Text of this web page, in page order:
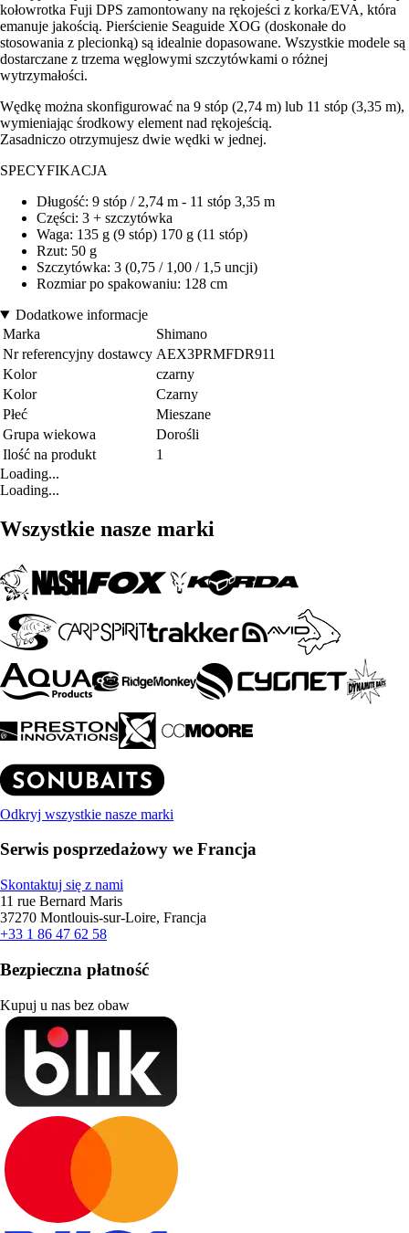
kołowrotka Fuji DPS zamontowany na rękojeści z korka/EVA, która
emanuje jakością. Pierścienie Seaguide XOG (doskonałe do
stosowania z plecionką) są idealnie dopasowane. Wszystkie modele są
dostarczane z trzema węglowymi szczytówkami o różnej
wytrzymałości.
Wędkę można skonfigurować na 9 stóp (2,74 m) lub 11 stóp (3,35 m),
wymieniając środkowy element nad rękojeścią.
Zasadniczo otrzymujesz dwie wędki w jednej.
SPECYFIKACJA
Długość: 9 stóp / 2,74 m - 11 stóp 3,35 m
Części: 3 + szczytówka
Waga: 135 g (9 stóp) 170 g (11 stóp)
Rzut: 50 g
Szczytówka: 3 (0,75 / 1,00 / 1,5 uncji)
Rozmiar po spakowaniu: 128 cm
Dodatkowe informacje
Marka
Shimano
Nr referencyjny dostawcy AEX3PRMFDR911
Kolor
czarny
Kolor
Czarny
Płeć
Mieszane
Grupa wiekowa
Dorośli
Ilość na produkt
1
Loading...
Loading...
Wszystkie nasze marki
Odkryj wszystkie nasze marki
Serwis posprzedażowy we Francja
Skontaktuj się z nami
11 rue Bernard Maris
37270 Montlouis-sur-Loire, Francja
+33 1 86 47 62 58
Bezpieczna płatność
Kupuj u nas bez obaw